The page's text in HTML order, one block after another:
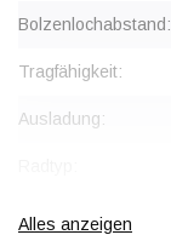
Bolzenlochabstand:
Tragfähigkeit:
Ausladung:
Bremse:
Alles anzeigen